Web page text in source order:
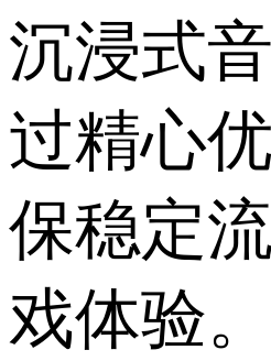
沉浸式
过精心
保稳定
戏体验。